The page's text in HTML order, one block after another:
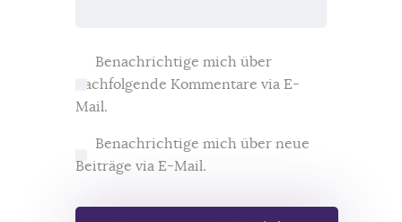
Benachrichtige mich über
nachfolgende Kommentare via E-
Mail.
Benachrichtige mich über neue
Beiträge via E-Mail.